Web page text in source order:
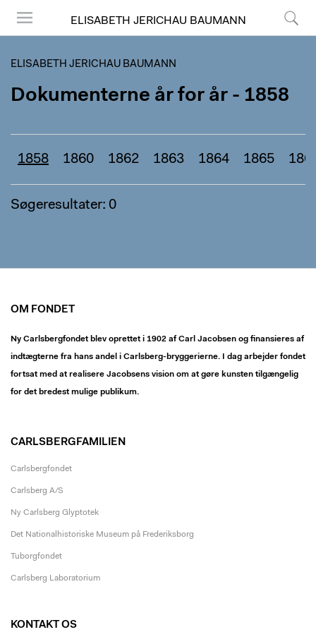
ELISABETH JERICHAU BAUMANN
ELISABETH JERICHAU BAUMANN
Dokumenterne år for år - 1858
1858 1860 1862 1863 1864 1865
Søgeresultater: 0
OM FONDET
Ny Carlsbergfondet blev oprettet i 1902 af Carl Jacobsen og finansieres af
indtægterne fra hans andel i Carlsberg-bryggerierne. I dag arbejder fondet
fortsat med at realisere Jacobsens vision om at gøre kunsten tilgængelig
for det bredest mulige publikum.
CARLSBERGFAMILIEN
Carlsbergfondet
Carlsberg A/S
Ny Carlsberg Glyptotek
Det Nationalhistoriske Museum på Frederiksborg
Tuborgfondet
Carlsberg Laboratorium
KONTAKT OS